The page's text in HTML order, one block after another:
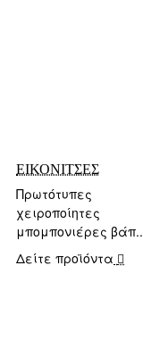
ΕΙΚΟΝΙΤΣΕΣ
Πρωτότυπες
χειροποίητες
μπομπονιέρες βάπ..
Δείτε προϊόντα